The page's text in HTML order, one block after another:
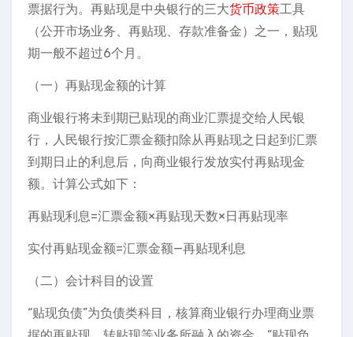
票据行为。再贴现是中央银行的三大货币政策工具
（公开市场业务、再贴现、存款准备金）之一，贴现
期一般不超过6个月。
（一）再贴现金额的计算
商业银行将未到期已贴现的商业汇票提交给人民银
行，人民银行按汇票金额扣除从再贴现之日起到汇票
到期日止的利息后，向商业银行发放实付再贴现金
额。计算公式如下：
再贴现利息=汇票金额×再贴现天数×日再贴现率
实付再贴现金额=汇票金额—再贴现利息
（二）会计科目的设置
“贴现负债”为负债类科目，核算商业银行办理商业票